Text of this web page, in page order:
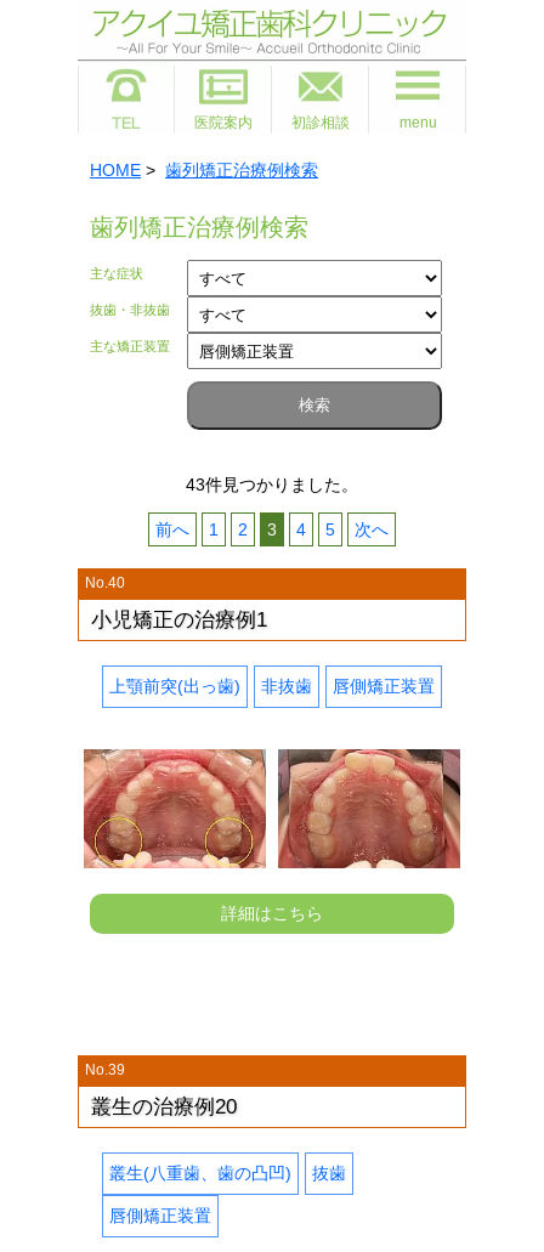
医院案内 初診相談 menu
HOME > 歯列矯正治療例検索
歯列矯正治療例検索
主な症状
抜歯・非抜歯
主な矯正装置
43件見つかりました。
ナ
ビ
ゲ
ン
前へ 1 2 3 4 5 次へ
No.40
小児矯正の治療例1
上顎前突(出っ歯) 非抜歯 唇側矯正装置
詳細はこちら
No.39
叢生の治療例20
叢生(八重歯、歯の凸凹) 抜歯
唇側矯正装置